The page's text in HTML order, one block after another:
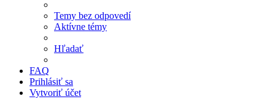
Temy bez odpovedí
Aktívne témy
Hľadať
FAQ
Prihlásiť sa
Vytvoriť účet